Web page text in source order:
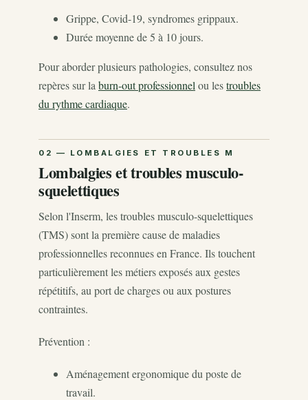
Grippe, Covid-19, syndromes grippaux.
Durée moyenne de 5 à 10 jours.
Pour aborder plusieurs pathologies, consultez nos
repères sur la burn-out professionnel ou lestroubles
du rythme cardiaque.
Lombalgies et troubles musculo-
squelettiques
Selon l'Inserm, les troubles musculo-squelettiques
(TMS) sont la première cause de maladies
professionnelles reconnues en France. Ils touchent
particulièrement les métiers exposés aux gestes
répétitifs, au port de charges ou aux postures
contraintes.
Prévention :
Aménagement ergonomique du poste de
travail.